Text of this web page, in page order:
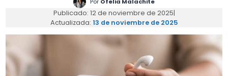
Por Ofelia Malachite
Publicado: 12 de noviembre de 2025|
Actualizada: 13 de noviembre de 2025